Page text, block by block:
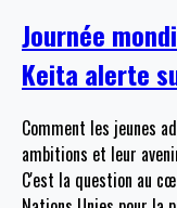
Journée
Keita alerte
Comment les jeunes
ambitions et leur
C'est la question au